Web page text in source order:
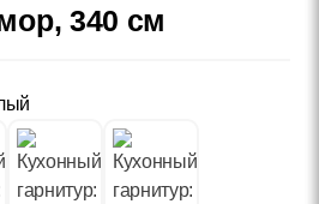
340 см